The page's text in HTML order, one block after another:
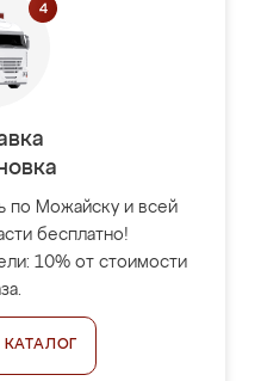
по Можайску и всей
бесплатно!
10% от стоимости
КАТАЛОГ